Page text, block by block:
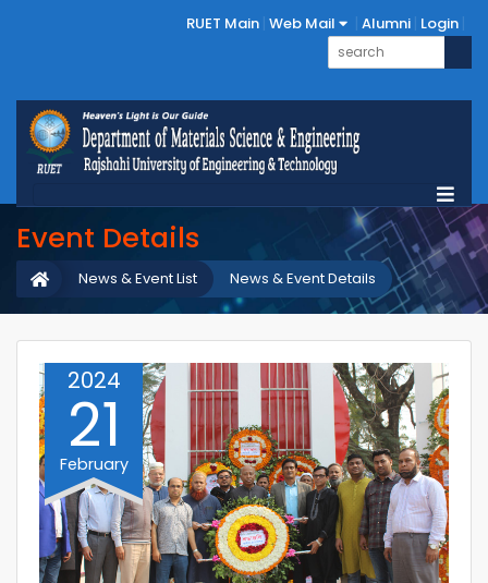
RUET Main Web Mail Alumni Login
Event Details
News & Event Details
News & Event List
2024
21
February